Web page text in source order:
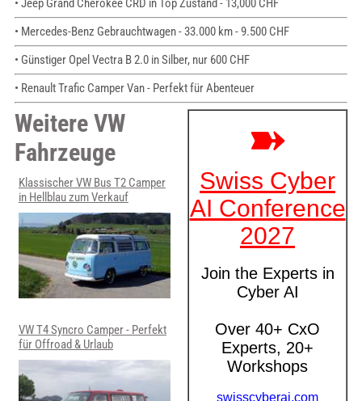
• Jeep Grand Cherokee CRD in Top Zustand - 13,000 CHF
• Mercedes-Benz Gebrauchtwagen - 33.000 km - 9.500 CHF
• Günstiger Opel Vectra B 2.0 in Silber, nur 600 CHF
• Renault Trafic Camper Van - Perfekt für Abenteuer
Weitere VW
Fahrzeuge
Klassischer VW Bus T2 Camper
in Hellblau zum Verkauf
VW T4 Syncro Camper - Perfekt
für Offroad & Urlaub